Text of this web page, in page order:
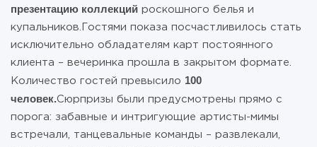
презентацию коллекций роскошного белья и
купальников.Гостями показа посчастливилось стать
исключительно обладателям карт постоянного
клиента – вечеринка прошла в закрытом формате.
Количество гостей превысило 100
человек.Сюрпризы были предусмотрены прямо с
порога: забавные и интригующие артисты-мимы
встречали, танцевальные команды – развлекали,